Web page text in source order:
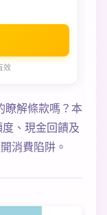
效
瞭解條款嗎？本
、現金回饋及
消費陷阱。